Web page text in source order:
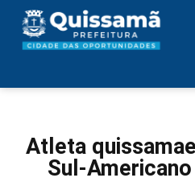
Atleta
Sul-